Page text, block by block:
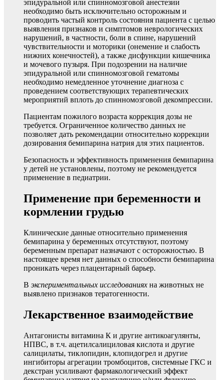
эпидуральной или спинномозговой анестезии
необходимо быть исключительно осторожным и
проводить частый контроль состояния пациента с целью
выявления признаков и симптомов неврологических
нарушений, в частности, боли в спине, нарушений
чувствительности и моторики (онемение и слабость
нижних конечностей), а также дисфункции кишечника
и мочевого пузыря. При подозрении на наличие
эпидуральной или спинномозговой гематомы
необходимо немедленное уточнение диагноза с
проведением соответствующих терапевтических
мероприятий вплоть до спинномозговой декомпрессии.
Пациентам пожилого возраста коррекция дозы не
требуется. Ограниченное количество данных не
позволяет дать рекомендации относительно коррекции
дозирования бемипарина натрия для этих пациентов.
Безопасность и эффективность применения бемипарина
у детей не установлены, поэтому не рекомендуется
применение в педиатрии.
Применение при беременности и
кормлении грудью
Клинические данные относительно применения
бемипарина у беременных отсутствуют, поэтому
беременным препарат назначают с осторожностью. В
настоящее время нет данных о способности бемипарина
проникать через плацентарный барьер.
В экспериментальных исследованиях на животных не
выявлено признаков тератогенности.
Лекарственное взаимодействие
Антагонисты витамина К и другие антикоагулянты,
НПВС, в т.ч. ацетилсалициловая кислота и другие
салицилаты, тиклопидин, клопидогрел и другие
ингибиторы агрегации тромбоцитов, системные ГКС и
декстран усиливают фармакологический эффект